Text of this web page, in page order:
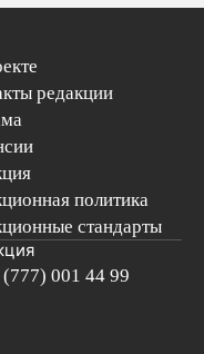
редакции
политика
стандарты
001 44 99